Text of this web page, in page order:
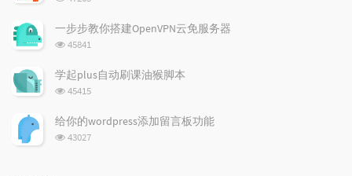
次
数:
一步步教你搭建OpenVPN云免服务器
浏
次
数:
45841
学起plus自动刷课油猴脚本
浏
次
数:
45415
给你的wordpress添加留言板功能
浏
43027